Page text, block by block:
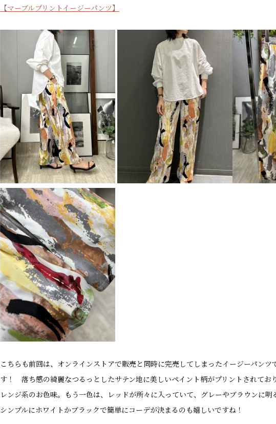
【マーブルプリントイージーパンツ】
こちらも前回は、オンラインストアで販売と同時に完売してしまったイージーパン
す！ 落ち感の綺麗なつるっとしたサテン地に美しいペイント柄がプリントされてお
レンジ系のお色味。もう一色は、レッドが所々に入っていて、グレーやブラウンに
シンプルにホワイトかブラックで簡単にコーデが決まるのも嬉しいですね！